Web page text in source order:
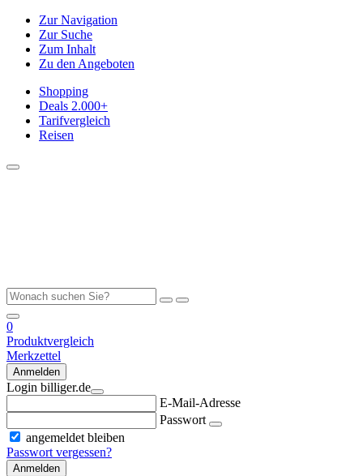
Zur Navigation
Zur Suche
Zum Inhalt
Zu den Angeboten
Shopping
Deals 2.000+
Tarifvergleich
Reisen
0
Produktvergleich
Merkzettel
Anmelden
Login billiger.de
E-Mail-Adresse
Passwort
angemeldet bleiben
Passwort vergessen?
Anmelden